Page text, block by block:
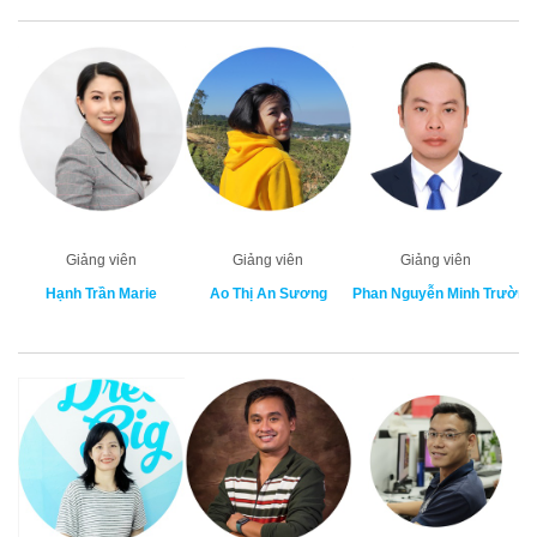
Giảng viên
Hạnh Trần Marie
Giảng viên
Ao Thị An Sương
Giảng viên
Phan Nguyễn Minh Trường